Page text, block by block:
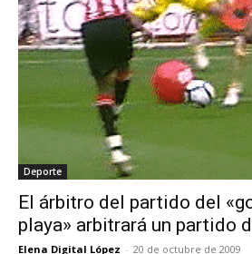
Deporte
El árbitro del partido del
playa» arbitrará un partido
Elena Digital López - 20 de octubre de 2009